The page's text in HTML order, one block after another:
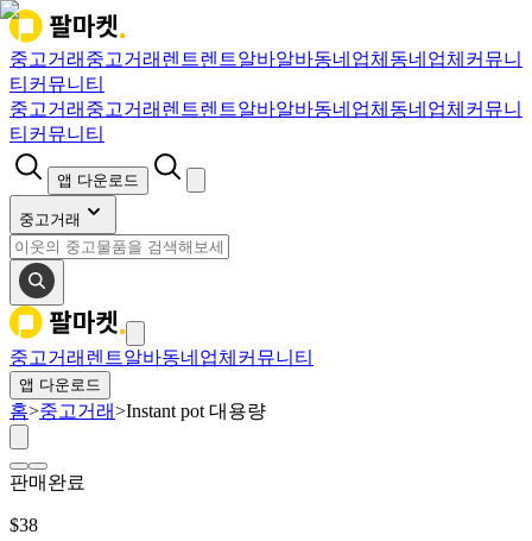
중고거래 중고거래 렌트렌트알바알바동네업체 동네업체 커뮤니
티 커뮤니티
중고거래 중고거래 렌트렌트알바알바동네업체 동네업체 커뮤니
티 커뮤니티
앱 다운로드
중고거래
중고거래 렌트알바동네업체 커뮤니티
앱 다운로드
홈>중고거래>Instant pot 대용량
판매완료
$38